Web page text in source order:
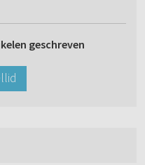
geschreven